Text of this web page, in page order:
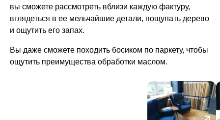
вы сможете рассмотреть вблизи каждую фактуру,
вглядеться в ее мельчайшие детали, пощупать дерево
и ощутить его запах.
Вы даже сможете походить босиком по паркету, чтобы
ощутить преимущества обработки маслом.